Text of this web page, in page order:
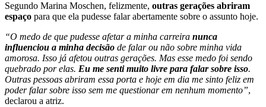
Segundo Marina Moschen, felizmente, outras gerações abriram
espaço para que ela pudesse falar abertamente sobre o assunto hoje.
“O medo de que pudesse afetar a minha carreira nunca
influenciou a minha decisão de falar ou não sobre minha vida
amorosa. Isso já afetou outras gerações. Mas esse medo foi sendo
quebrado por elas. Eu me senti muito livre para falar sobre isso.
Outras pessoas abriram essa porta e hoje em dia me sinto feliz em
poder falar sobre isso sem me questionar em nenhum momento”,
declarou a atriz.